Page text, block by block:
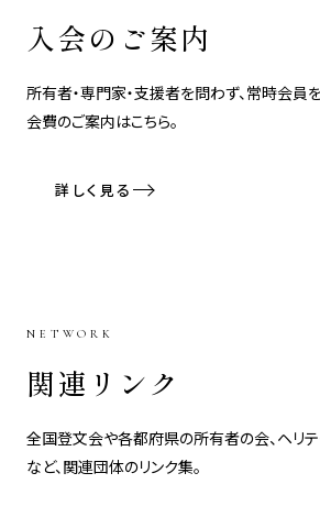
入会のご案内
所有者・専門家・支援者を問わず、常時会員
会費のご案内はこちら。
詳しく見る
NETWORK
関連リンク
全国登文会や各都府県の所有者の会、ヘリ
など、関連団体のリンク集。